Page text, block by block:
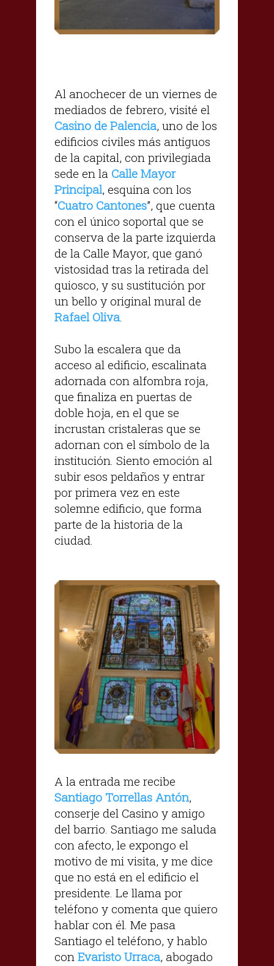
Al anochecer de un viernes de
mediados de febrero, visité el
Casino de Palencia, uno de los
edificios civiles más antiguos
de la capital, con privilegiada
sede en la Calle Mayor
Principal, esquina con los
“Cuatro Cantones”, que cuenta
con el único soportal que se
conserva de la parte izquierda
de la Calle Mayor, que ganó
vistosidad tras la retirada del
quiosco, y su sustitución por
un bello y original mural de
Rafael Oliva.
Subo la escalera que da
acceso al edificio, escalinata
adornada con alfombra roja,
que finaliza en puertas de
doble hoja, en el que se
incrustan cristaleras que se
adornan con el símbolo de la
institución. Siento emoción al
subir esos peldaños y entrar
por primera vez en este
solemne edificio, que forma
parte de la historia de la
ciudad.
A la entrada me recibe
Santiago Torrellas Antón,
conserje del Casino y amigo
del barrio. Santiago me saluda
con afecto, le expongo el
motivo de mi visita, y me dice
que no está en el edificio el
presidente. Le llama por
teléfono y comenta que quiero
hablar con él. Me pasa
Santiago el teléfono, y hablo
con Evaristo Urraca, abogado